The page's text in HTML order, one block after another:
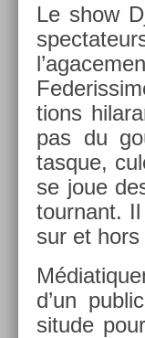
Le show
tions
pas du
tasque,
se joue
tour­nant.
sur et
d’un
situde